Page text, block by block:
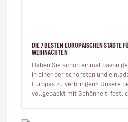
DIE 7 BESTEN EUROPÄISCHEN STÄDTE
WEIHNACHTEN
Haben Sie schon einmal davon
in einer der schönsten und
Europas zu verbringen? Unsere
vollgepackt mit Schönheit,